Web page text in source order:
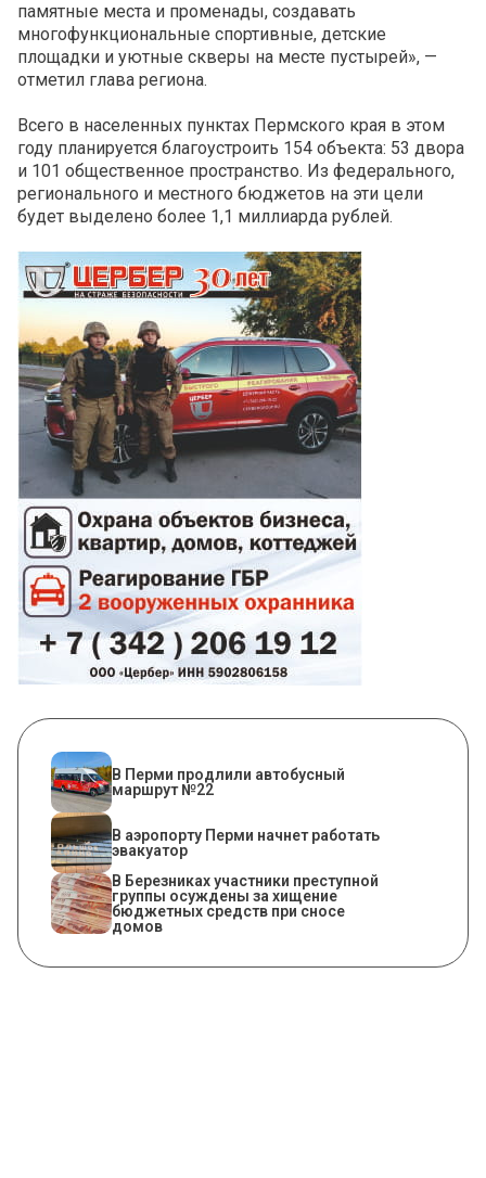
памятные места и променады, создавать
многофункциональные спортивные, детские
площадки и уютные скверы на месте пустырей», —
отметил глава региона.
Всего в населенных пунктах Пермского края в этом
году планируется благоустроить 154 объекта: 53 двора
и 101 общественное пространство. Из федерального,
регионального и местного бюджетов на эти цели
будет выделено более 1,1 миллиарда рублей.
В Перми продлили автобусный
маршрут №22
В аэропорту Перми начнет работать
эвакуатор
В Березниках участники преступной
группы осуждены за хищение
бюджетных средств при сносе
домов